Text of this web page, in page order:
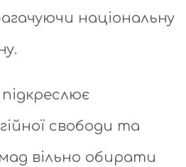
національну
свободи та
вільно обирати